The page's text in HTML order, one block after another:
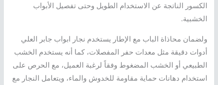
الكسور الناتجة عن الاستخدام الطويل وحتى تفصيل الأبواب
الخشبية.
ولضمان محاذاة الباب مع الإطار يستخدم نجار ابواب جابر العلي
أدوات دقيقة مثل معدات حفر المفصلات، كما أنه يستخدم الخشب
الطبيعي أو الخشب المضغوط وفقاً لرغبة العميل، مع الحرص على
استخدام دهانات حماية مقاومة للخدوش والماء، ويتعامل النجار مع